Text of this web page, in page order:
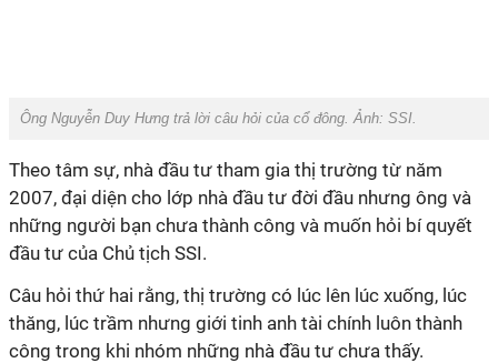
Ông Nguyễn Duy Hưng trả lời câu hỏi của cổ đông. Ảnh: SSI.
Theo tâm sự, nhà đầu tư tham gia thị trường từ năm
2007, đại diện cho lớp nhà đầu tư đời đầu nhưng ông và
những người bạn chưa thành công và muốn hỏi bí quyết
đầu tư của Chủ tịch SSI.
Câu hỏi thứ hai rằng, thị trường có lúc lên lúc xuống, lúc
thăng, lúc trầm nhưng giới tinh anh tài chính luôn thành
công trong khi nhóm những nhà đầu tư chưa thấy.